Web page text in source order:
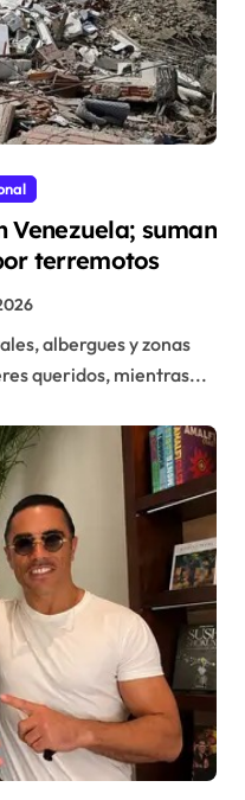
Venezuela; suman
terremotos
albergues y zonas
queridos, mientras...